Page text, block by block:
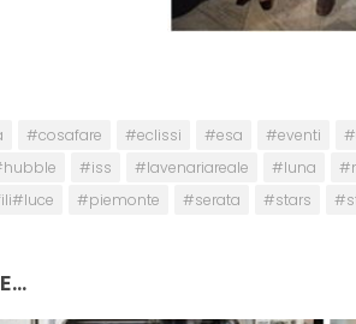
#cosafare #eclissi #esa #eventi
#iss #lavenariareale #luna
#piemonte #serata #stars